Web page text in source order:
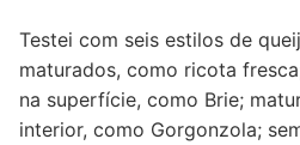
Testei com seis estilos de
maturados, como ricota
na superfície, como Brie;
interior, como Gorgonzola;